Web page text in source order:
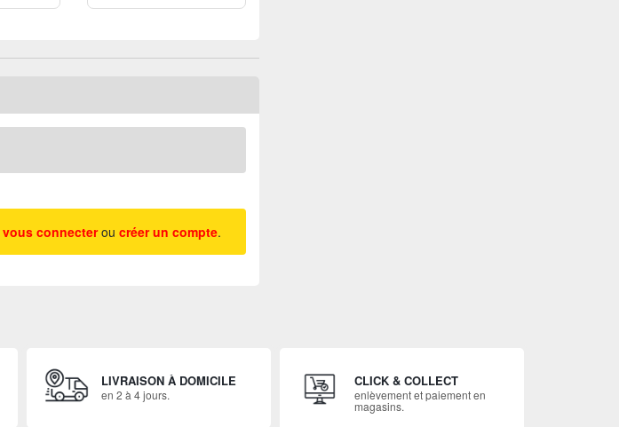
vous connecterou créer un compte.
LIVRAISON À DOMICILE
en 2 à 4 jours.
CLICK & COLLECT
enlèvement et paiement en
magasins.